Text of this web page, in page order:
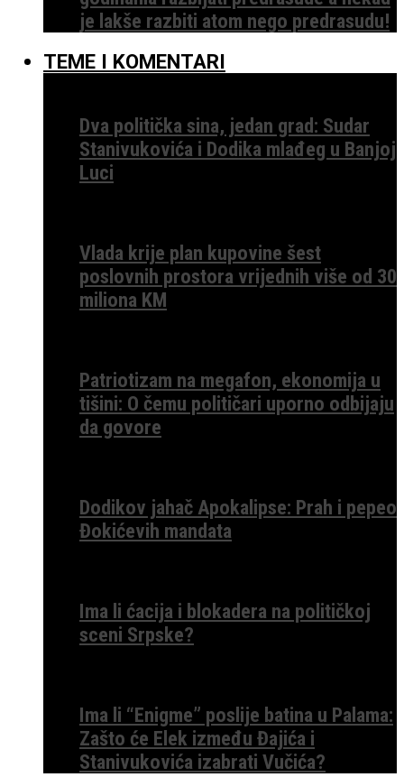
je lakše razbiti atom nego predrasudu!
TEME I KOMENTARI
Dva politička sina, jedan grad: Sudar
Stanivukovića i Dodika mlađeg u Banjoj
Luci
Vlada krije plan kupovine šest
poslovnih prostora vrijednih više od 30
miliona KM
Patriotizam na megafon, ekonomija u
tišini: O čemu političari uporno odbijaju
da govore
Dodikov jahač Apokalipse: Prah i pepeo
Đokićevih mandata
Ima li ćacija i blokadera na političkoj
sceni Srpske?
Ima li “Enigme” poslije batina u Palama:
Zašto će Elek između Đajića i
Stanivukovića izabrati Vučića?